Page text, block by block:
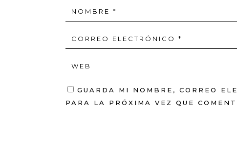
GUARDA MI NOMBRE, CORREO
PARA LA PRÓXIMA VEZ QUE